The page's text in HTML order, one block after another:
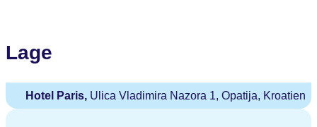
Lage
Hotel Paris, Ulica Vladimira Nazora 1, Opatija, Kroatien